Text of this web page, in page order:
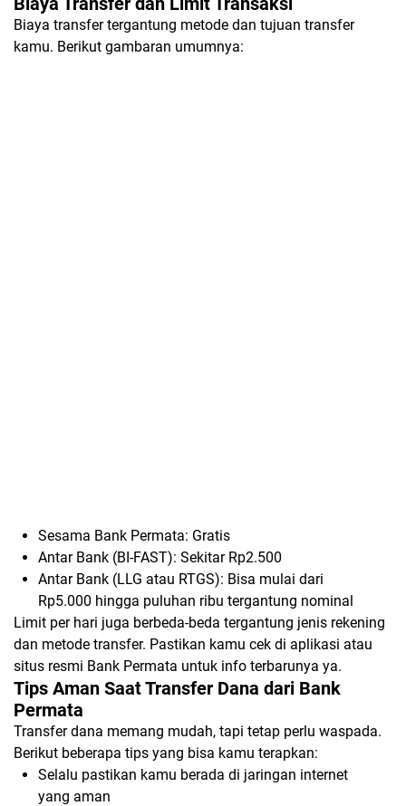
Biaya transfer tergantung metode dan tujuan transfer
kamu. Berikut gambaran umumnya:
Sesama Bank Permata: Gratis
Antar Bank (BI-FAST): Sekitar Rp2.500
Antar Bank (LLG atau RTGS): Bisa mulai dari
Rp5.000 hingga puluhan ribu tergantung nominal
Limit per hari juga berbeda-beda tergantung jenis rekening
dan metode transfer. Pastikan kamu cek di aplikasi atau
situs resmi Bank Permata untuk info terbarunya ya.
Tips Aman Saat Transfer Dana dari Bank
Permata
Transfer dana memang mudah, tapi tetap perlu waspada.
Berikut beberapa tips yang bisa kamu terapkan:
Selalu pastikan kamu berada di jaringan internet
yang aman